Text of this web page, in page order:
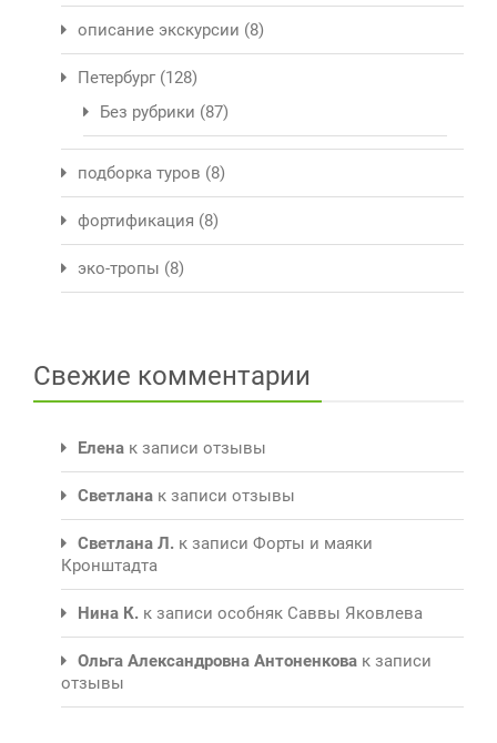
описание экскурсии (8)
Петербург (128)
Без рубрики (87)
подборка туров (8)
фортификация (8)
эко-тропы (8)
Свежие комментарии
Елена к записи отзывы
Светлана к записи отзывы
Светлана Л. к записи Форты и маяки
Кронштадта
Нина К. к записи особняк Саввы Яковлева
Ольга Александровна Антоненкова к записи
отзывы